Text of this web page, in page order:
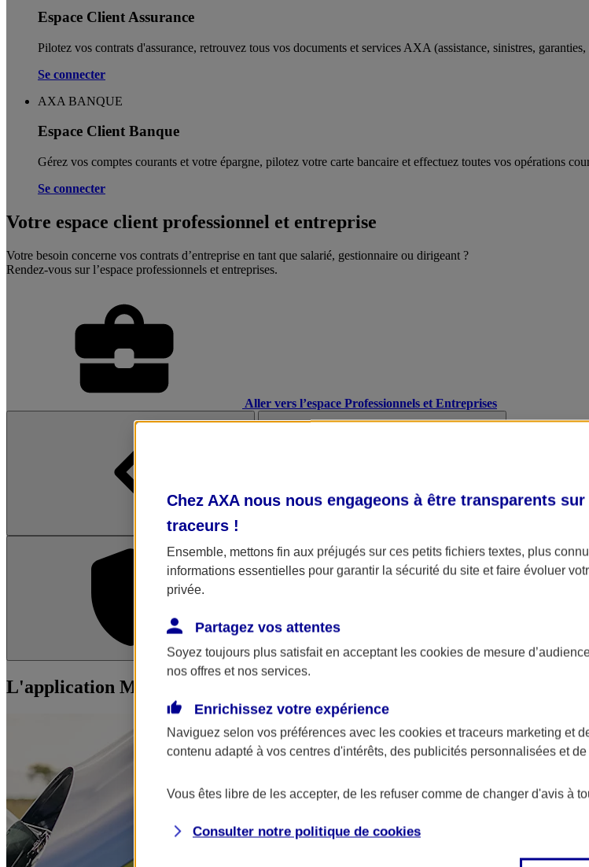
Espace Client Assurance
Pilotez vos contrats d'assurance, retrouvez tous vos documents et services AXA (assistance, sinistres,
Se connecter
AXA BANQUE
Espace Client Banque
Gérez vos comptes courants et votre épargne, pilotez votre carte bancaire et effectuez toutes vos opérations
Se connecter
Votre espace client professionnel et entreprise
Votre besoin concerne vos contrats d’entreprise en tant que salarié, gestionnaire ou dirigeant ?
Rendez-vous sur l’espace professionnels et entreprises.
Aller vers l’espace Professionnels et Entreprises
L'application Mon AXA Assurance
L'application Mon AXA Assurance, tous vos contrats en poche !
Chez AXA nous nous engageons à être transparents
traceurs !
Ensemble, mettons fin aux préjugés sur ces petits fichiers textes, plus
informations essentielles pour garantir la sécurité du site et faire évoluer
privée.
Partagez vos attentes
Soyez toujours plus satisfait en acceptant les cookies de mesure
nos offres et nos services.
Enrichissez votre expérience
Naviguez selon vos préférences avec les cookies et traceurs marketing et
contenu adapté à vos centres d'intérêts, des publicités personnalisées et
Vous êtes libre de les accepter, de les refuser comme de changer d'avis à
Consulter notre politique de cookies